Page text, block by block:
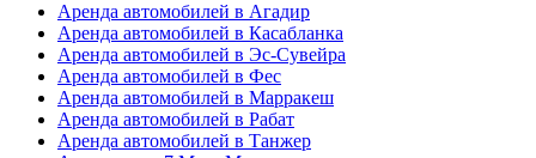
Аренда автомобилей в Агадир
Аренда автомобилей в Касабланка
Аренда автомобилей в Эс-Сувейра
Аренда автомобилей в Фес
Аренда автомобилей в Марракеш
Аренда автомобилей в Рабат
Аренда автомобилей в Танжер